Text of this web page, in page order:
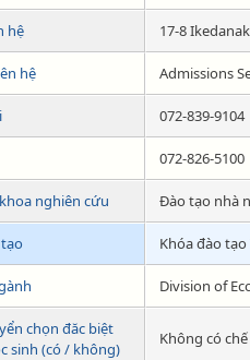
hệ 17-8
hệ Admissions
072-839-9104
072-826-5100
nghiên cứu Đào tạo nhà
Khóa đào tạo
Division of
chọn đăc biệt
sinh (có / không)
Không có